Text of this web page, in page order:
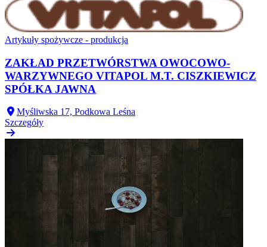
Artykuły spożywcze - produkcja
ZAKŁAD PRZETWÓRSTWA OWOCOWO-
WARZYWNEGO VITAPOL M.T. CISZKIEWICZ
SPÓŁKA JAWNA
Myśliwska 17, Podkowa Leśna
Szczegóły